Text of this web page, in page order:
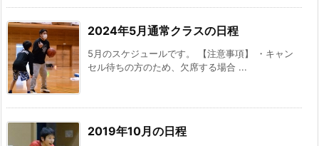
2024年5月通常クラスの日程
5月のスケジュールです。 【注意事項】 ・キャン
セル待ちの方のため、欠席する場合 ...
2019年10月の日程